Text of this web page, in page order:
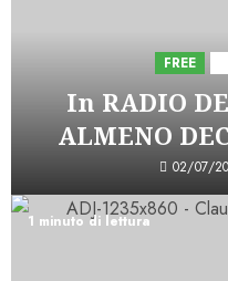
FREE
In RADIO
ALMENO
02/07/
1 minuto di lettura